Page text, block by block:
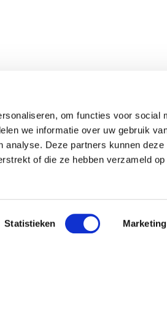
om functies voor social
we informatie over uw gebruik
Deze partners kunnen deze
of die ze hebben verzameld
Statistieken Marketing